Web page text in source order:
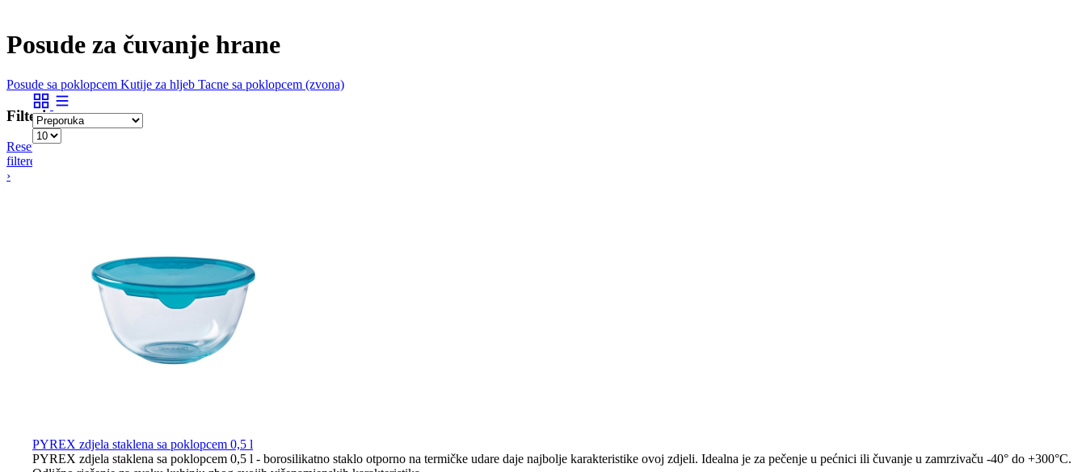
Posude za čuvanje hrane
Posude sa poklopcem Kutije za hljeb Tacne sa poklopcem (zvona)
Filteri
Resetiraj
filtere
›
PYREX zdjela staklena sa poklopcem 0,5 l
PYREX zdjela staklena sa poklopcem 0,5 l - borosilikatno staklo otporno na termičke udare daje najbolje karakteristike ovoj zdjeli. Idealna je za pečenje u pećnici ili čuvanje u zamrzivaču -40° do +300°C.